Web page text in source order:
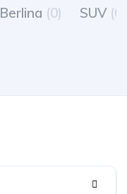
Berlina (0) SUV (0)